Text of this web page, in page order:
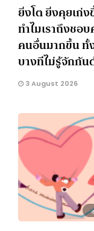
ยิ่งโต ยิ่งคุยเก่
ทำไมเราถึงชอ
คนอื่นมากขึ้น ทั้
บางทีไม่รู้จักกัน
3 August 2026